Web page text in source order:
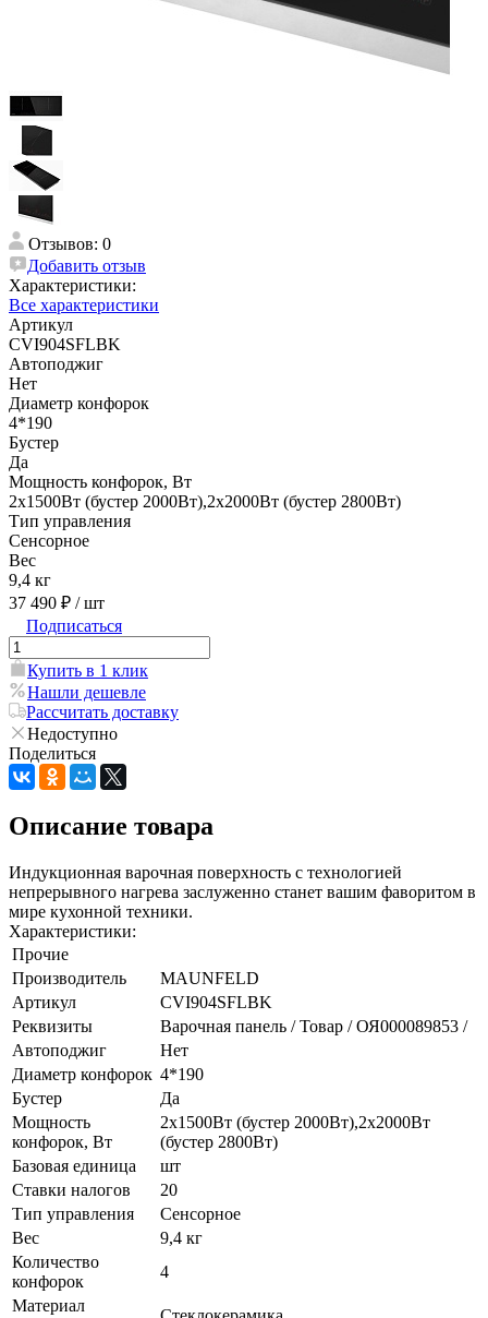
Отзывов: 0
Добавить отзыв
Характеристики:
Все характеристики
Артикул
CVI904SFLBK
Автоподжиг
Нет
Диаметр конфорок
4*190
Бустер
Да
Мощность конфорок, Вт
2х1500Вт (бустер 2000Вт),2х2000Вт (бустер 2800Вт)
Тип управления
Сенсорное
Вес
9,4 кг
37 490 ₽ / шт
Подписаться
Купить в 1 клик
Нашли дешевле
Рассчитать доставку
Недоступно
Поделиться
Описание товара
Индукционная варочная поверхность с технологией
непрерывного нагрева заслуженно станет вашим фаворитом в
мире кухонной техники.
Характеристики:
Прочие
Производитель
MAUNFELD
Артикул
CVI904SFLBK
Реквизиты
Варочная панель / Товар / ОЯ000089853 /
Автоподжиг
Нет
Диаметр конфорок 4*190
Бустер
Да
Мощность
конфорок, Вт
2х1500Вт (бустер 2000Вт),2х2000Вт
(бустер 2800Вт)
Базовая единица
шт
Ставки налогов
20
Тип управления
Сенсорное
Вес
9,4 кг
Количество
конфорок
4
Материал